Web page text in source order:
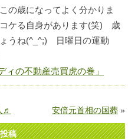
の歳になってよく分かりま
ケる自身があります(笑) 歳
うね(^_^;) 日曜日の運動
ィの不動産売買虎の巻」
♬ 安倍元首相の国葬 »
稿